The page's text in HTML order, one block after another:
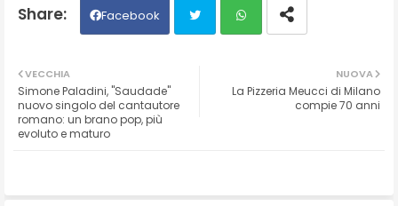
Facebook
ats
NUOVA
La Pizzeria Meucci di Milano
compie 70 anni
VECCHIA
Simone Paladini, "Saudade"
nuovo singolo del cantautore
romano: un brano pop, più
evoluto e maturo